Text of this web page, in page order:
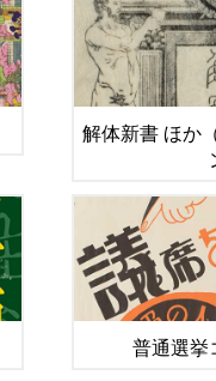
解体新書 ほか
普通選挙